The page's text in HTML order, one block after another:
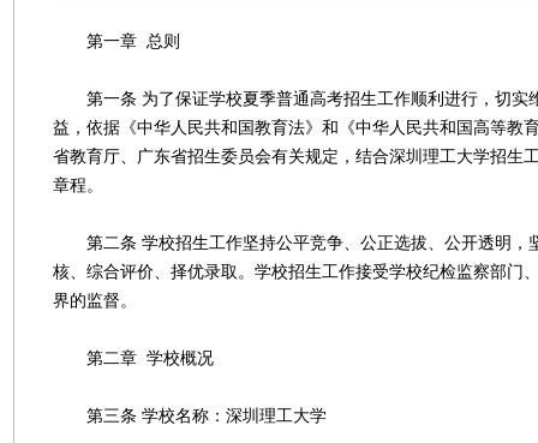
第一章 总则
第一条 为了保证学校夏季普通高考招生工作顺利进行，切实
益，依据《中华人民共和国教育法》和《中华人民共和国高等教
省教育厅、广东省招生委员会有关规定，结合深圳理工大学招生
章程。
第二条 学校招生工作坚持公平竞争、公正选拔、公开透明，
核、综合评价、择优录取。学校招生工作接受学校纪检监察部门
界的监督。
第二章 学校概况
第三条 学校名称：深圳理工大学